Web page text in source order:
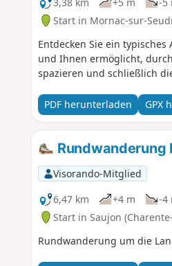
Start in Mornac-sur-
Entdecken Sie ein
und Ihnen ermöglicht,
spazieren und schließlich
PDF herunterladen GPX
Rundwanderung
Visorando-Mitglied
6,47 km
+4 m -4
Start in Saujon
Rundwanderung um die